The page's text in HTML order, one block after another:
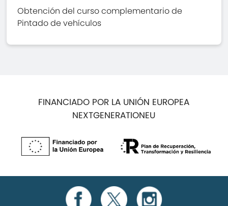
Obtención del curso complementario de
Pintado de vehículos
FINANCIADO POR LA UNIÓN EUROPEA
NEXTGENERATIONEU